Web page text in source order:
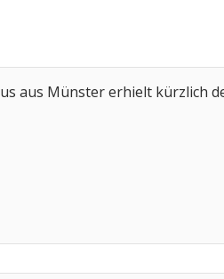
aus Münster erhielt kürzlich